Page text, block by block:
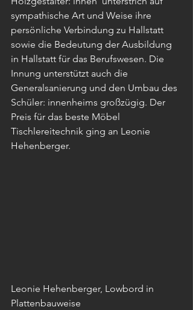
sympathische Art und Weise ihre
persönliche Verbindung zu Hallstatt
sowie die Bedeutung der Ausbildung
in Hallstatt für das Berufswesen. Die
Innung unterstützt auch die
Generalsanierung und den Umbau des
Schüler: innenheims großzügig. Der
Preis für das beste Möbel
Tischlereitechnik ging an Leonie
Hehenberger.
Leonie Hehenberger, Lowbord in
Plattenbauweise